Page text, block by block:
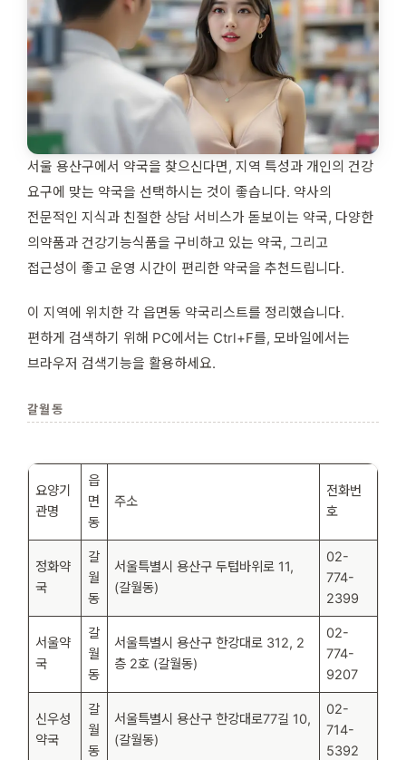
서울 용산구에서 약국을 찾으신다면, 지역 특성과 개인의 건강
요구에 맞는 약국을 선택하시는 것이 좋습니다. 약사의
전문적인 지식과 친절한 상담 서비스가 돋보이는 약국, 다양한
의약품과 건강기능식품을 구비하고 있는 약국, 그리고
접근성이 좋고 운영 시간이 편리한 약국을 추천드립니다.
이 지역에 위치한 각 읍면동 약국리스트를 정리했습니다.
편하게 검색하기 위해 PC에서는 Ctrl+F를, 모바일에서는
브라우저 검색기능을 활용하세요.
갈월동
요양기
관명
읍
면
동
주소
전화번
호
정화약
국
갈
월
동
서울특별시 용산구 두텁바위로 11,
(갈월동)
02-
774-
2399
서울약
국
갈
월
동
서울특별시 용산구 한강대로 312, 2
층 2호 (갈월동)
02-
774-
9207
신우성
약국
갈
월
동
서울특별시 용산구 한강대로77길 10,
(갈월동)
02-
714-
5392